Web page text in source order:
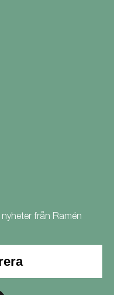
från Ramén